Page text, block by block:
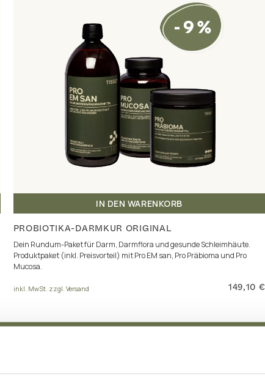
IN DEN WARENKORB
PROBIOTIKA-DARMKUR ORIGINAL
Dein Rundum-Paket für Darm, Darmflora und gesunde Schleimhäute.
Produktpaket (inkl. Preisvorteil) mit Pro EM san, Pro Präbioma und Pro
Mucosa.
inkl. MwSt. zzgl. Versand 149,10 €